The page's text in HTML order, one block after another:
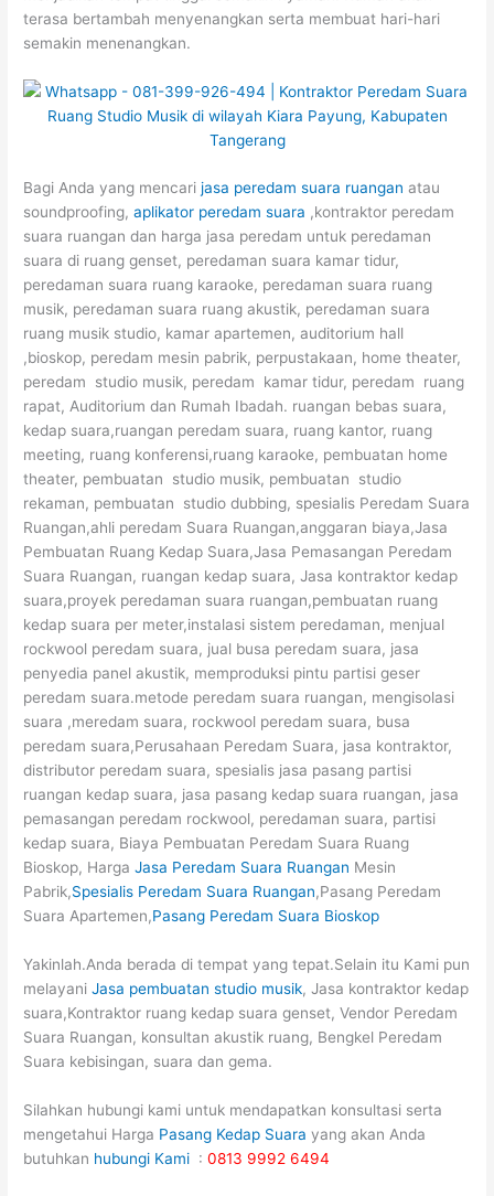
terasa bertambah menyenangkan serta membuat hari-hari
semakin menenangkan.
Bagi Anda yang mencarijasa peredam suara ruangan atau
soundproofing,aplikator peredam suara ,kontraktor peredam
suara ruangan dan harga jasa peredam untuk peredaman
suara di ruang genset, peredaman suara kamar tidur,
peredaman suara ruang karaoke, peredaman suara ruang
musik, peredaman suara ruang akustik, peredaman suara
ruang musik studio, kamar apartemen, auditorium hall
,bioskop, peredam mesin pabrik, perpustakaan, home theater,
peredam studio musik, peredam kamar tidur, peredam ruang
rapat, Auditorium dan Rumah Ibadah. ruangan bebas suara,
kedap suara,ruangan peredam suara, ruang kantor, ruang
meeting, ruang konferensi,ruang karaoke, pembuatan home
theater, pembuatan studio musik, pembuatan studio
rekaman, pembuatan studio dubbing, spesialis Peredam Suara
Ruangan,ahli peredam Suara Ruangan,anggaran biaya,Jasa
Pembuatan Ruang Kedap Suara,Jasa Pemasangan Peredam
Suara Ruangan, ruangan kedap suara, Jasa kontraktor kedap
suara,proyek peredaman suara ruangan,pembuatan ruang
kedap suara per meter,instalasi sistem peredaman, menjual
rockwool peredam suara, jual busa peredam suara, jasa
penyedia panel akustik, memproduksi pintu partisi geser
peredam suara.metode peredam suara ruangan, mengisolasi
suara ,meredam suara, rockwool peredam suara, busa
peredam suara,Perusahaan Peredam Suara, jasa kontraktor,
distributor peredam suara, spesialis jasa pasang partisi
ruangan kedap suara, jasa pasang kedap suara ruangan, jasa
pemasangan peredam rockwool, peredaman suara, partisi
kedap suara, Biaya Pembuatan Peredam Suara Ruang
Bioskop, HargaJasa Peredam Suara Ruangan Mesin
Pabrik,Spesialis Peredam Suara Ruangan,Pasang Peredam
Suara Apartemen,Pasang Peredam Suara Bioskop
Yakinlah.Anda berada di tempat yang tepat.Selain itu Kami pun
melayaniJasa pembuatan studio musik, Jasa kontraktor kedap
suara,Kontraktor ruang kedap suara genset, Vendor Peredam
Suara Ruangan, konsultan akustik ruang, Bengkel Peredam
Suara kebisingan, suara dan gema.
Silahkan hubungi kami untuk mendapatkan konsultasi serta
mengetahui Harga Pasang Kedap Suara yang akan Anda
butuhkan hubungi Kami :0813 9992 6494